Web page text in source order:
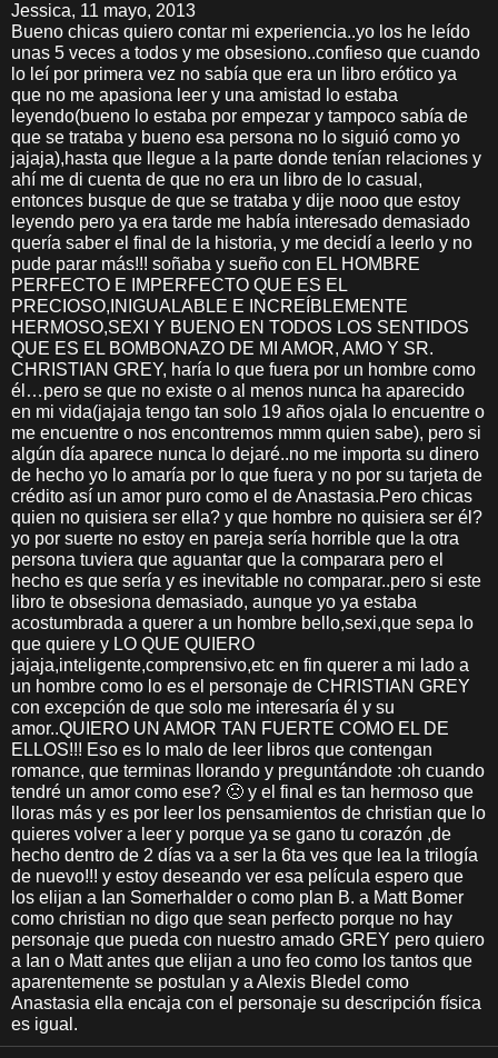
Jessica, 11 mayo, 2013
Bueno chicas quiero contar mi experiencia..yo los he leído
unas 5 veces a todos y me obsesiono..confieso que cuando
lo leí por primera vez no sabía que era un libro erótico ya
que no me apasiona leer y una amistad lo estaba
leyendo(bueno lo estaba por empezar y tampoco sabía de
que se trataba y bueno esa persona no lo siguió como yo
jajaja),hasta que llegue a la parte donde tenían relaciones y
ahí me di cuenta de que no era un libro de lo casual,
entonces busque de que se trataba y dije nooo que estoy
leyendo pero ya era tarde me había interesado demasiado
quería saber el final de la historia, y me decidí a leerlo y no
pude parar más!!! soñaba y sueño con EL HOMBRE
PERFECTO E IMPERFECTO QUE ES EL
PRECIOSO,INIGUALABLE E INCREÍBLEMENTE
HERMOSO,SEXI Y BUENO EN TODOS LOS SENTIDOS
QUE ES EL BOMBONAZO DE MI AMOR, AMO Y SR.
CHRISTIAN GREY, haría lo que fuera por un hombre como
él…pero se que no existe o al menos nunca ha aparecido
en mi vida(jajaja tengo tan solo 19 años ojala lo encuentre o
me encuentre o nos encontremos mmm quien sabe), pero si
algún día aparece nunca lo dejaré..no me importa su dinero
de hecho yo lo amaría por lo que fuera y no por su tarjeta de
crédito así un amor puro como el de Anastasia.Pero chicas
quien no quisiera ser ella? y que hombre no quisiera ser él?
yo por suerte no estoy en pareja sería horrible que la otra
persona tuviera que aguantar que la comparara pero el
hecho es que sería y es inevitable no comparar..pero si este
libro te obsesiona demasiado, aunque yo ya estaba
acostumbrada a querer a un hombre bello,sexi,que sepa lo
que quiere y LO QUE QUIERO
jajaja,inteligente,comprensivo,etc en fin querer a mi lado a
un hombre como lo es el personaje de CHRISTIAN GREY
con excepción de que solo me interesaría él y su
amor..QUIERO UN AMOR TAN FUERTE COMO EL DE
ELLOS!!! Eso es lo malo de leer libros que contengan
romance, que terminas llorando y preguntándote :oh cuando
tendré un amor como ese? 🙁 y el final es tan hermoso que
lloras más y es por leer los pensamientos de christian que lo
quieres volver a leer y porque ya se gano tu corazón ,de
hecho dentro de 2 días va a ser la 6ta ves que lea la trilogía
de nuevo!!! y estoy deseando ver esa película espero que
los elijan a Ian Somerhalder o como plan B. a Matt Bomer
como christian no digo que sean perfecto porque no hay
personaje que pueda con nuestro amado GREY pero quiero
a Ian o Matt antes que elijan a uno feo como los tantos que
aparentemente se postulan y a Alexis Bledel como
Anastasia ella encaja con el personaje su descripción física
es igual.